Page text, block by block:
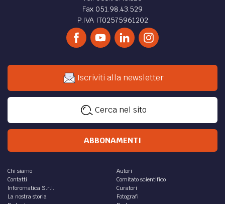
Fax 051.98.43.529
P.IVA IT02575961202
Iscriviti alla newsletter
Cerca nel sito
ABBONAMENTI
Chi siamo
Contatti
Inforomatica S.r.l.
La nostra storia
Autori
Comitato scientifico
Curatori
Fotografi